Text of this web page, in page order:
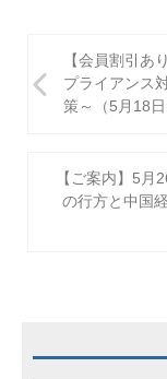
稿
【会員割引あ
プライアンス
策～（5月18日
【ご案内】5月
の行方と中国